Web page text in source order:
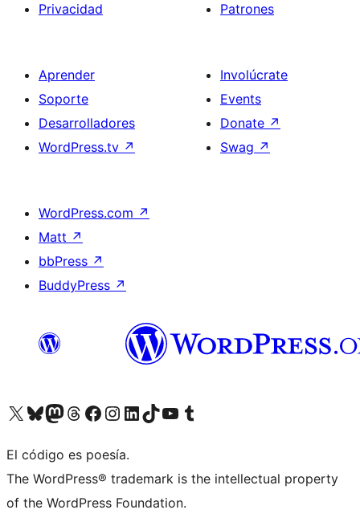
Privacidad
Patrones
Aprender
Soporte
Desarrolladores
WordPress.tv ↗
Involúcrate
Events
Donate ↗
Swag ↗
WordPress.com ↗
Matt ↗
bbPress ↗
BuddyPress ↗
Visit our X (formerly Twitter) account
Visit our Bluesky account
Visit our Mastodon account
Visit our Threads account
Visita nuestra página de Facebook
Visita nuestra cuenta de Instagram
Visita nuestra cuenta de LinkedIn
Visit our TikTok account
Visita nuestro canal de YouTube
Visit our Tumblr account
El código es poesía.
The WordPress® trademark is the intellectual property
of the WordPress Foundation.